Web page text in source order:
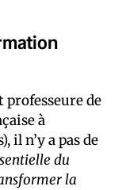
professeure de
à
il n’y a pas de
du
la